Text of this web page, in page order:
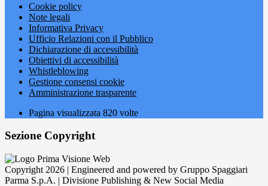
Cookie policy
Note legali
Informativa Privacy
Ufficio Relazioni con il Pubblico
Dichiarazione di accessibilità
Obiettivi di accessibilità
Whistleblowing
Gestione consensi cookie
Amministrazione trasparente
Pagina visualizzata 820 volte
Sezione Copyright
Copyright 2026 | Engineered and powered by Gruppo Spaggiari
Parma S.p.A. | Divisione Publishing & New Social Media